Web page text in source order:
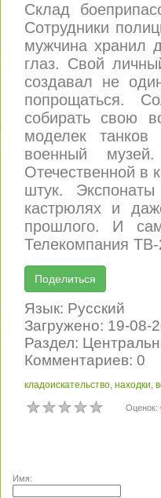
Склад
Сотрудники
мужчина хранил
глаз. Свой
создавал не
попрощаться.
собирать свою
моделек
военный
Отечественной в
штук.
кастрюлях и
прошлого. И
Телекомпания
Язык: Русский
Загружено: 19-08-
Раздел:
Комментариев: 0
кладоискательство, находки,
Оценок:
Имя: